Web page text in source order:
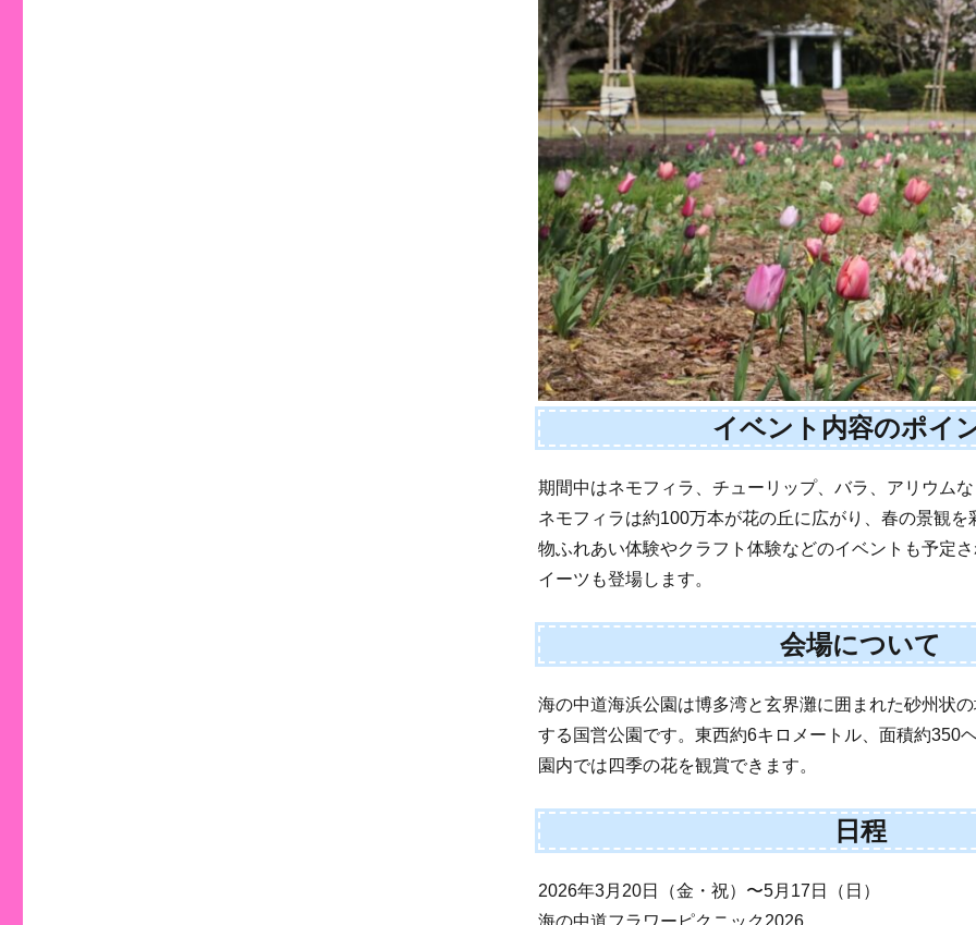
イベント内容のポイ
期間中はネモフィラ、チューリップ、バラ、アリウム
ネモフィラは約100万本が花の丘に広がり、春の景観
物ふれあい体験やクラフト体験などのイベントも予定
イーツも登場します。
会場について
海の中道海浜公園は博多湾と玄界灘に囲まれた砂州状
する国営公園です。東西約6キロメートル、面積約350
園内では四季の花を観賞できます。
日程
2026年3月20日（金・祝）〜5月17日（日）
海の中道フラワーピクニック2026